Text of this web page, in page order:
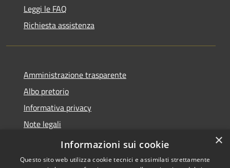
Leggi le FAQ
Richiesta assistenza
Amministrazione trasparente
Albo pretorio
Informativa privacy
Note legali
Dichiarazione di accessibilità
×
Informazioni sui cookie
Questo sito web utilizza cookie tecnici e assimilati strettamente